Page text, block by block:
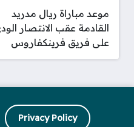
موعد مباراة ريال مدريد
القادمة عقب الانتصار
على فريق فرينكفاروس
Privacy Policy